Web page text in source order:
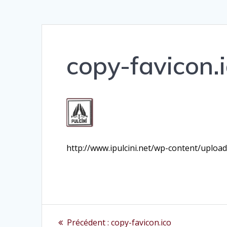
copy-
http://www.ipulcini.net/wp-content/
Navigation
Précédent : Article
copy-favicon.ico